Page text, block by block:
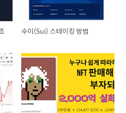
수이(Sui) 스테이킹 방법